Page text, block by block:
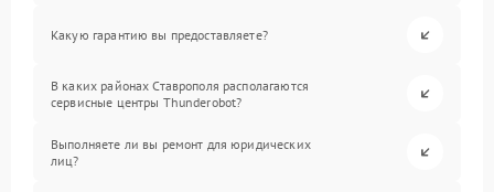
Какую гарантию вы предоставляете?
В каких районах Ставрополя располагаются
сервисные центры Thunderobot?
Выполняете ли вы ремонт для юридических
лиц?